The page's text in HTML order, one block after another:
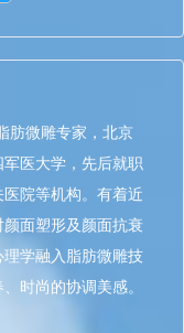
肪微雕专家，北京
医大学，先后就职
院等机构。有着近
面塑形及颜面抗衰
学融入脂肪微雕技
时尚的协调美感。